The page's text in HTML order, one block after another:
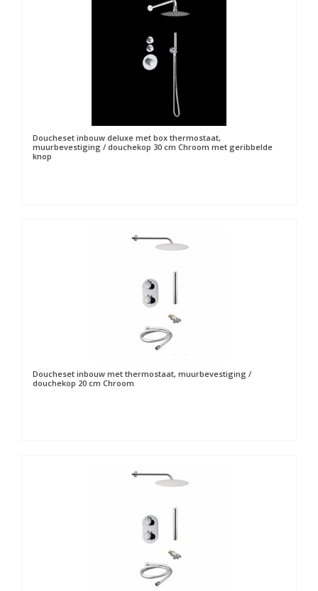
Doucheset inbouw deluxe met box thermostaat,
muurbevestiging / douchekop 30 cm Chroom met geribbelde
knop
Doucheset inbouw met thermostaat, muurbevestiging /
douchekop 20 cm Chroom